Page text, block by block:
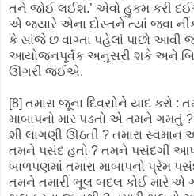
તને જોઈ લઈશ.’ એવો હુકમ કરી
એ જ્યારે એના દોસ્તને ત્યાં જવા
કે સાંજે છ વાગ્તા પહેલાં પાછો
આયોજનપૂર્વક અનુસરી શકે અને
ઊગરી જઈએ.
[8] તમારા જૂના દિવસોને યાદ કરો :
માબાપનો માર પડતો એ તમને ગમતું ?
શી લાગણી ઊઠતી ? તમારા
તમને પસંદ હતો ? તમને પસંદગી
બાળપણમાં તમારા માબાપનો પ્રેમ
તમને તમારી ભૂલ બદલ કોઈ મારે